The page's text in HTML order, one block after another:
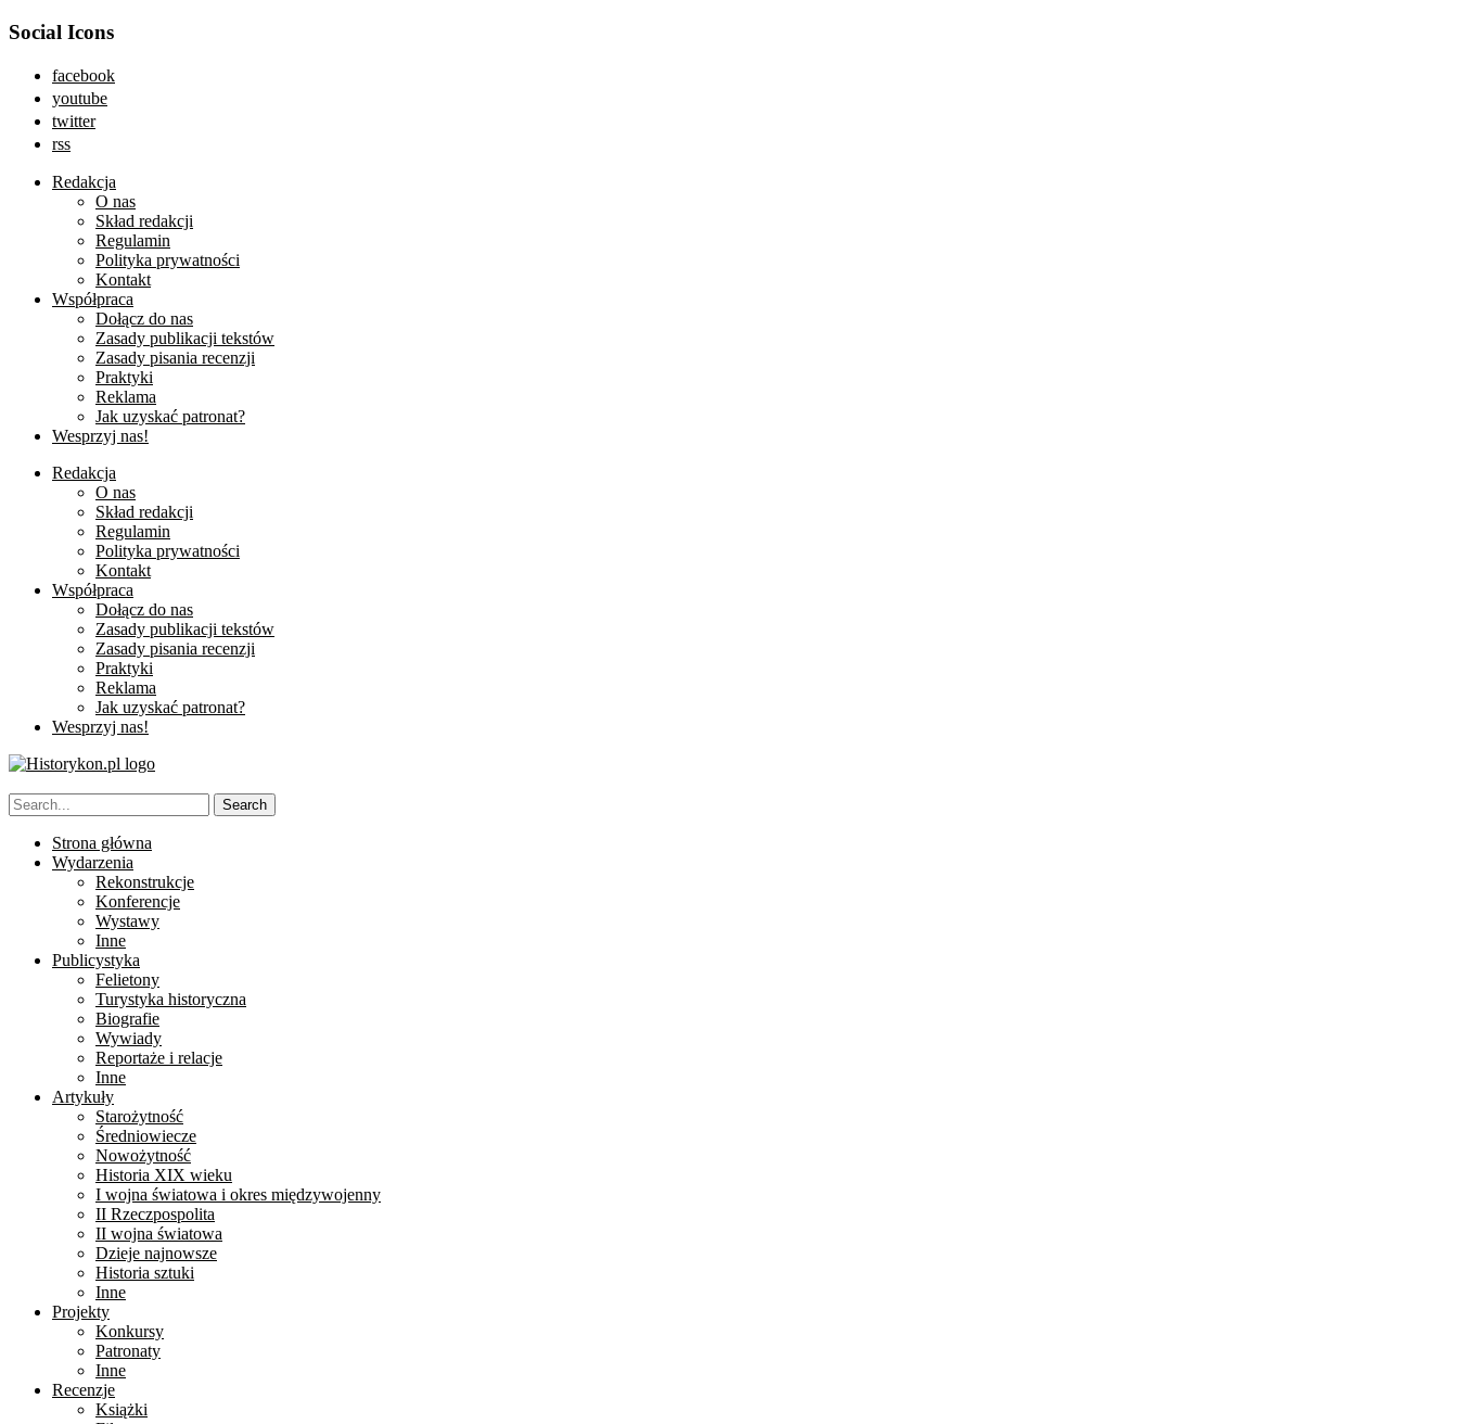
Social Icons
facebook
youtube
twitter
rss
Redakcja
O nas
Skład redakcji
Regulamin
Polityka prywatności
Kontakt
Współpraca
Dołącz do nas
Zasady publikacji tekstów
Zasady pisania recenzji
Praktyki
Reklama
Jak uzyskać patronat?
Wesprzyj nas!
Redakcja
O nas
Skład redakcji
Regulamin
Polityka prywatności
Kontakt
Współpraca
Dołącz do nas
Zasady publikacji tekstów
Zasady pisania recenzji
Praktyki
Reklama
Jak uzyskać patronat?
Wesprzyj nas!
Strona główna
Wydarzenia
Rekonstrukcje
Konferencje
Wystawy
Inne
Publicystyka
Felietony
Turystyka historyczna
Biografie
Wywiady
Reportaże i relacje
Inne
Artykuły
Starożytność
Średniowiecze
Nowożytność
Historia XIX wieku
I wojna światowa i okres międzywojenny
II Rzeczpospolita
II wojna światowa
Dzieje najnowsze
Historia sztuki
Inne
Projekty
Konkursy
Patronaty
Inne
Recenzje
Książki